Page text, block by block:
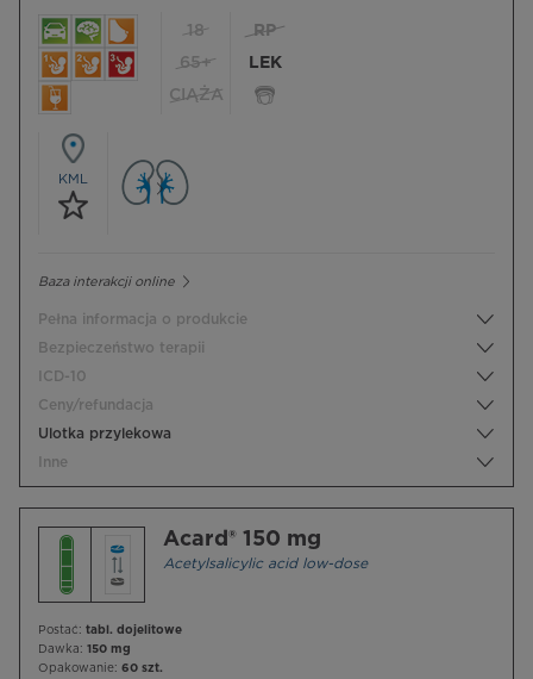
18
65+
CIĄŻA
RP
LEK
KML
Baza interakcji online
Pełna informacja o produkcie
Bezpieczeństwo terapii
ICD-10
Ceny/refundacja
Ulotka przylekowa
Inne
Acard® 150 mg
Acetylsalicylic acid low-dose
Postać: tabl. dojelitowe
Dawka: 150 mg
Opakowanie: 60 szt.